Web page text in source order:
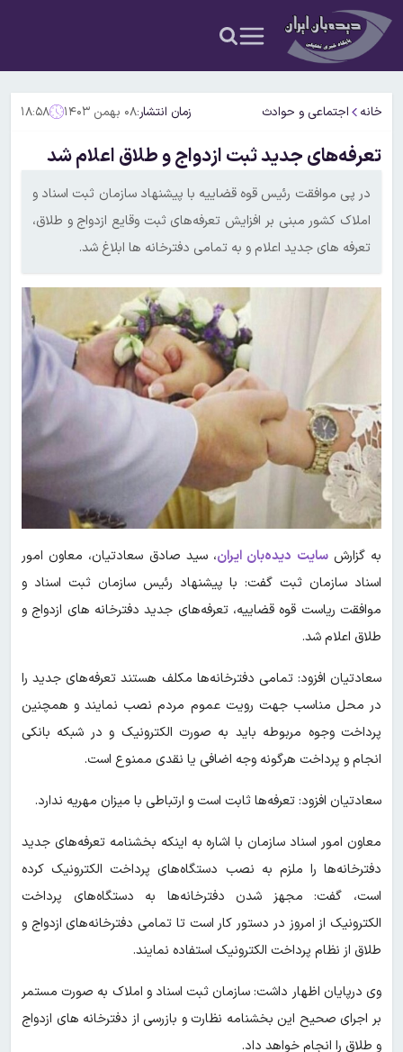
خانه اجتماعی و حوادث زمان انتشار:۰۸ بهمن ۱۴۰۳ ۱۸:۵۸
تعرفه‌های جدید ثبت ازدواج و طلاق اعلام شد
در پی موافقت رئیس قوه قضاییه با پیشنهاد سازمان ثبت اسناد و
املاک کشور مبنی بر افزایش تعرفه‌های ثبت وقایع ازدواج و طلاق،
تعرفه های جدید اعلام و به تمامی دفترخانه ها ابلاغ شد.
به گزارشسایت دیده‌بان ایران، سید صادق سعادتیان، معاون امور
اسناد سازمان ثبت گفت: با پیشنهاد رئیس سازمان ثبت اسناد و
موافقت ریاست قوه قضاییه، تعرفه‌های جدید دفترخانه های ازدواج و
طلاق اعلام شد.
سعادتیان افزود: تمامی دفترخانه‌ها مکلف هستند تعرفه‌های جدید را
در محل مناسب جهت رویت عموم مردم نصب نمایند و همچنین
پرداخت وجوه مربوطه باید به صورت الکترونیک و در شبکه بانکی
انجام و پرداخت هرگونه وجه اضافی یا نقدی ممنوع است.
سعادتیان افزود: تعرفه‌ها ثابت است و ارتباطی با میزان مهریه ندارد.
معاون امور اسناد سازمان با اشاره به اینکه بخشنامه تعرفه‌های جدید
دفترخانه‌ها را ملزم به نصب دستگاه‌های پرداخت الکترونیک کرده
است، گفت: مجهز شدن دفترخانه‌ها به دستگاه‌های پرداخت
الکترونیک از امروز در دستور کار است تا تمامی دفترخانه‌های ازدواج و
طلاق از نظام پرداخت الکترونیک استفاده نمایند.
وی درپایان اظهار داشت: سازمان ثبت اسناد و املاک به صورت مستمر
بر اجرای صحیح این بخشنامه نظارت و بازرسی از دفترخانه های ازدواج
و طلاق را انجام خواهد داد.